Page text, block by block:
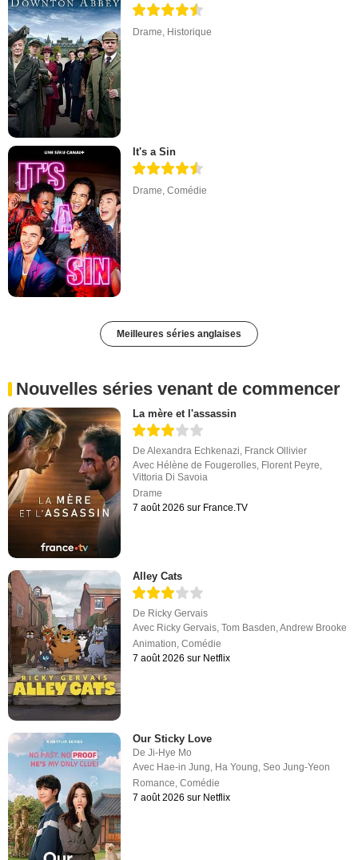
Drame, Historique
It's a Sin
Drame,Comédie
Meilleures séries anglaises
Nouvelles séries venant de commencer
La mère et l'assassin
DeAlexandra Echkenazi Franck Ollivier
Avec Hélène de Fougerolles Florent Peyre
Vittoria Di Savoia
Drame
7 août 2026 sur France.TV
Alley Cats
De Ricky Gervais
Avec Ricky Gervais,Tom Basden,Andrew Brooke
Animation,Comédie
7 août 2026 sur Netflix
Our Sticky Love
DeJi-Hye Mo
Avec Hae-in Jung, Ha Young,Seo Jung-Yeon
Romance,Comédie
7 août 2026 sur Netflix